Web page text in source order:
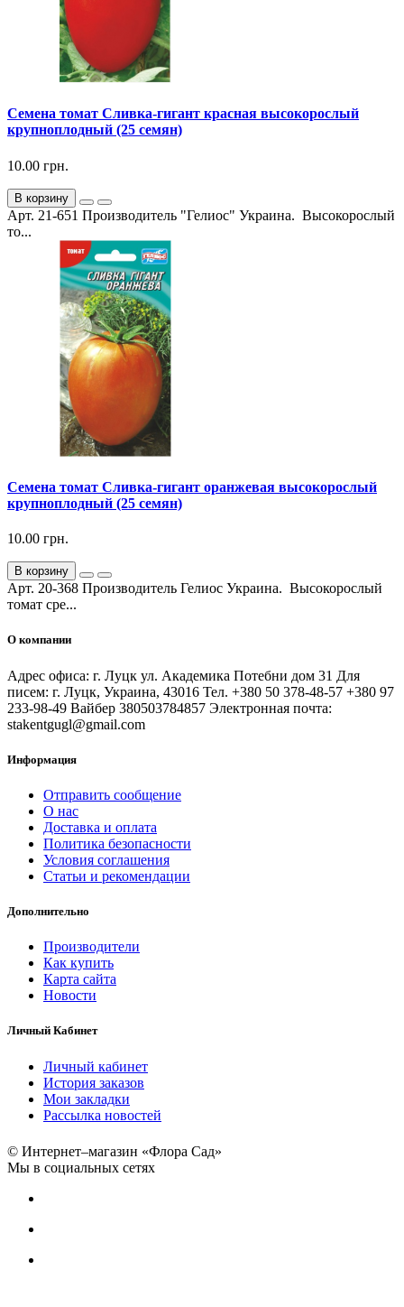
Семена томат Сливка-гигант красная высокорослый
крупноплодный (25 семян)
10.00 грн.
В корзину
Арт. 21-651 Производитель "Гелиос" Украина. Высокорослый
то...
Семена томат Сливка-гигант оранжевая высокорослый
крупноплодный (25 семян)
10.00 грн.
В корзину
Арт. 20-368 Производитель Гелиос Украина. Высокорослый
томат сре...
О компании
Адрес офиса: г. Луцк ул. Академика Потебни дом 31 Для
писем: г. Луцк, Украина, 43016 Тел. +380 50 378-48-57 +380 97
233-98-49 Вайбер 380503784857 Электронная почта:
stakentgugl@gmail.com
Информация
Отправить сообщение
О нас
Доставка и оплата
Политика безопасности
Условия соглашения
Статьи и рекомендации
Дополнительно
Производители
Как купить
Карта сайта
Новости
Личный Кабинет
Личный кабинет
История заказов
Мои закладки
Рассылка новостей
© Интернет–магазин «Флора Сад»
Мы в социальных сетях